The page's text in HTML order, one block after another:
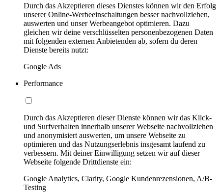
Durch das Akzeptieren dieses Dienstes können wir den Erfolg
unserer Online-Werbeeinschaltungen besser nachvollziehen,
auswerten und unser Werbeangebot optimieren. Dazu
gleichen wir deine verschlüsselten personenbezogenen Daten
mit folgenden externen Anbietenden ab, sofern du deren
Dienste bereits nutzt:
Google Ads
Performance
Durch das Akzeptieren dieser Dienste können wir das Klick-
und Surfverhalten innerhalb unserer Webseite nachvollziehen
und anonymisiert auswerten, um unsere Webseite zu
optimieren und das Nutzungserlebnis insgesamt laufend zu
verbessern. Mit deiner Einwilligung setzen wir auf dieser
Webseite folgende Drittdienste ein:
Google Analytics, Clarity, Google Kundenrezensionen, A/B-
Testing